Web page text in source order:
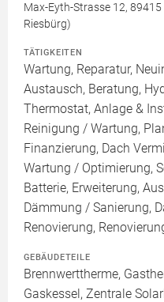
Max-Eyth-Strasse 12,
Riesbürg)
TÄTIGKEITEN
Wartung, Reparatur,
Austausch, Beratung,
Thermostat, Anlage &
Reinigung / Wartung,
Finanzierung, Dach
Wartung / Optimierung,
Batterie, Erweiterung,
Dämmung / Sanierung,
Renovierung,
GEBÄUDETEILE
Brennwerttherme,
Gaskessel, Zentrale